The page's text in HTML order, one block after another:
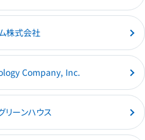
株式会社
Company, Inc.
リーンハウス